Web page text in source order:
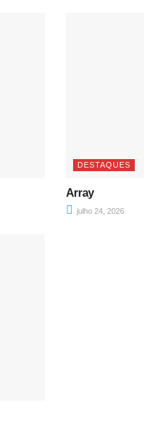
DESTAQUES
Array
julho 24, 2026